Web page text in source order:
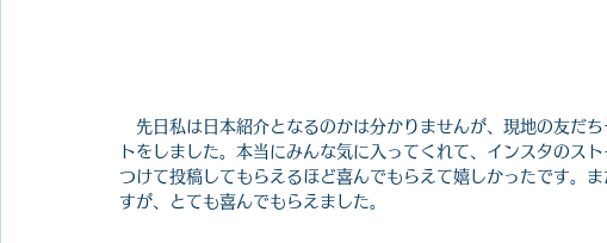
先日私は日本紹介となるのかは分かりませんが、現地の友だ
トをしました。本当にみんな気に入ってくれて、インスタのス
つけて投稿してもらえるほど喜んでもらえて嬉しかったです。
すが、とても喜んでもらえました。